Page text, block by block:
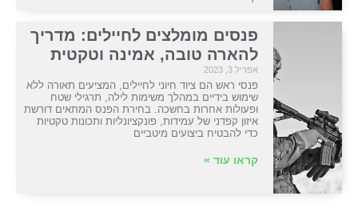
פנסים מומלצים לחיילים: מדריך
להארה טובה, אמינה וטקטית
אפריל 3, 2023
פנסי ראש הם ציוד חיוני לחיילים, המציעים תאורה ללא
שימוש בידיים במהלך משימות לילה, תרגילי שטח
ופעולות אחרות בחשכה. בחירת הפנס המתאים דורשת
איזון קפדני של עמידות, פונקציונליות ותכונות טקטיות
כדי להבטיח ביצועים מיטביים
קראו עוד »